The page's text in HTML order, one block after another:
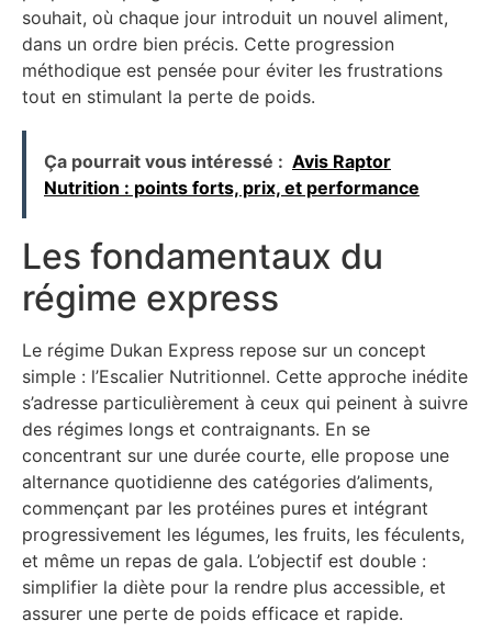
souhait, où chaque jour introduit un nouvel aliment,
dans un ordre bien précis. Cette progression
méthodique est pensée pour éviter les frustrations
tout en stimulant la perte de poids.
Ça pourrait vous intéressé : Avis Raptor
Nutrition : points forts, prix, et performance
Les fondamentaux du
régime express
Le régime Dukan Express repose sur un concept
simple : l’Escalier Nutritionnel. Cette approche inédite
s’adresse particulièrement à ceux qui peinent à suivre
des régimes longs et contraignants. En se
concentrant sur une durée courte, elle propose une
alternance quotidienne des catégories d’aliments,
commençant par les protéines pures et intégrant
progressivement les légumes, les fruits, les féculents,
et même un repas de gala. L’objectif est double :
simplifier la diète pour la rendre plus accessible, et
assurer une perte de poids efficace et rapide.